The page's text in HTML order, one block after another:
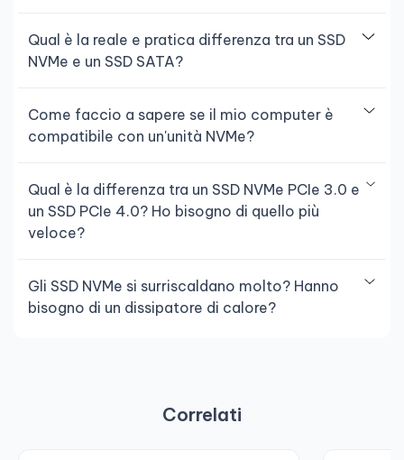
Qual è la reale e pratica differenza tra un SSD
NVMe e un SSD SATA?
Come faccio a sapere se il mio computer è
compatibile con un'unità NVMe?
Qual è la differenza tra un SSD NVMe PCIe 3.0 e
un SSD PCIe 4.0? Ho bisogno di quello più
veloce?
Gli SSD NVMe si surriscaldano molto? Hanno
bisogno di un dissipatore di calore?
Correlati